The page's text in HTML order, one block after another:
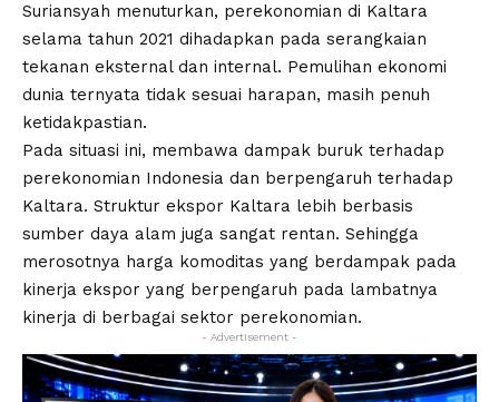
Suriansyah menuturkan, perekonomian di Kaltara
selama tahun 2021 dihadapkan pada serangkaian
tekanan eksternal dan internal. Pemulihan ekonomi
dunia ternyata tidak sesuai harapan, masih penuh
ketidakpastian.
Pada situasi ini, membawa dampak buruk terhadap
perekonomian Indonesia dan berpengaruh terhadap
Kaltara. Struktur ekspor Kaltara lebih berbasis
sumber daya alam juga sangat rentan. Sehingga
merosotnya harga komoditas yang berdampak pada
kinerja ekspor yang berpengaruh pada lambatnya
kinerja di berbagai sektor perekonomian.
- Advertisement -